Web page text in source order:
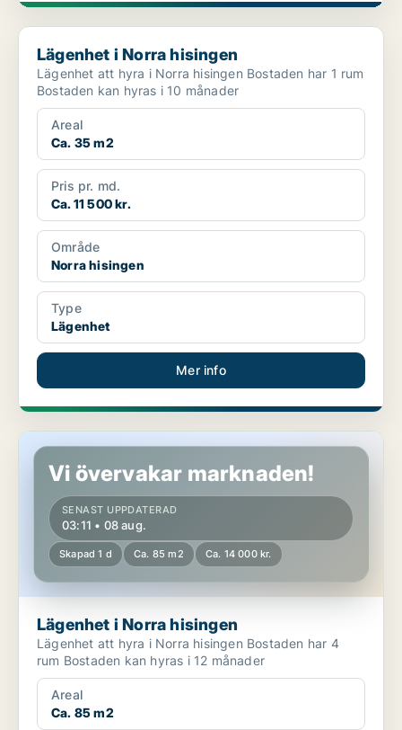
Lägenhet i Norra hisingen
Lägenhet i Norra hisingen
Lägenhet att hyra i Norra hisingen Bostaden har 1 rum
Bostaden kan hyras i 10 månader
Areal
Ca. 35 m2
Pris pr. md.
Ca. 11 500 kr.
Område
Norra hisingen
Type
Lägenhet
Mer info
Lägenhet i Norra hisingen
Vi övervakar marknaden!
SENAST UPPDATERAD
03:11 • 08 aug.
Skapad 1 d Ca. 85 m2 Ca. 14 000 kr.
Lägenhet i Norra hisingen
Lägenhet att hyra i Norra hisingen Bostaden har 4
rum Bostaden kan hyras i 12 månader
Areal
Ca. 85 m2